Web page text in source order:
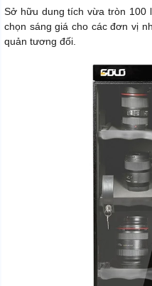
Sở hữu dung tích vừa tròn 100
chọn sáng giá cho các đơn vị
quản tương đối.